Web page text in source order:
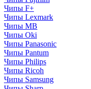
Чипы F+
Чипы Lexmark
Чипы MB
Чипы Oki
Чипы Panasonic
Чипы Pantum
Чипы Philips
Чипы Ricoh
Чипы Samsung